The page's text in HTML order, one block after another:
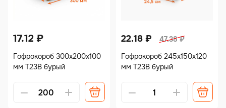
17.12 ₽
Гофрокороб 300х200х100
мм Т23В бурый
Alternative:
22.18₽ 47.38₽
Гофрокороб 245х150х120
мм Т23В бурый
Alternative: